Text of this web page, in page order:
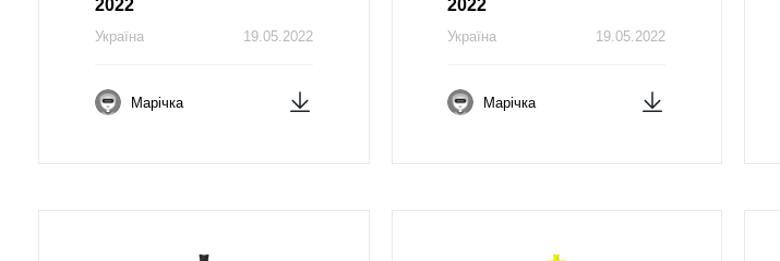
2022
19.05.2022
Україна
Марічка
2022
19.05.2022
Україна
Марічка